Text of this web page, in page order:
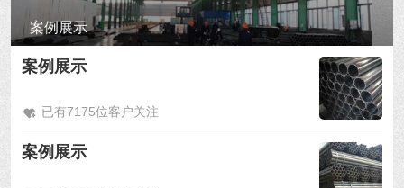
案例展示
案例展示
已有7175位客户关注
案例展示